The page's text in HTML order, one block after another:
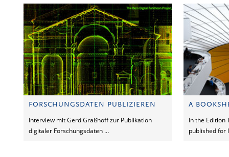
FORSCHUNGSDATEN PUBLIZIEREN
Interview mit Gerd Graßhoff zur Publikation
digitaler Forschungsdaten …
A
In the Edition
published for